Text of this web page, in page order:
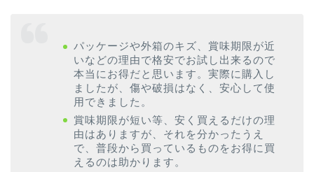
パッケージや外箱のキズ、賞味期限が近
いなどの理由で格安でお試し出来るので
本当にお得だと思います。実際に購入し
ましたが、傷や破損はなく、安心して使
用できました。
賞味期限が短い等、安く買えるだけの理
由はありますが、それを分かったうえ
で、普段から買っているものをお得に買
えるのは助かります。